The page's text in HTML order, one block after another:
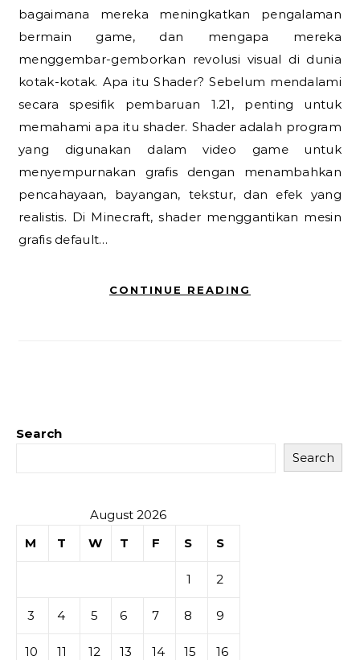
bagaimana mereka meningkatkan pengalaman
bermain game, dan mengapa mereka
menggembar-gemborkan revolusi visual di dunia
kotak-kotak. Apa itu Shader? Sebelum mendalami
secara spesifik pembaruan 1.21, penting untuk
memahami apa itu shader. Shader adalah program
yang digunakan dalam video game untuk
menyempurnakan grafis dengan menambahkan
pencahayaan, bayangan, tekstur, dan efek yang
realistis. Di Minecraft, shader menggantikan mesin
grafis default…
CONTINUE READING
Search
Search
August 2026
M
T W T F S S
1 2
3 4 5 6 7 8 9
10 11 12 13 14 15 16